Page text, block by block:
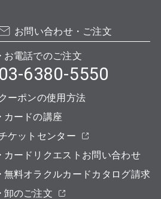
お問い合わせ・ご注文
お電話でのご注文
03-6380-5550
クーポンの使用方法
カードの講座
ケットセンター
カードリクエストお問い合わせ
無料オラクルカードカタログ請求
卸のご注文